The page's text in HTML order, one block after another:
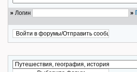
» Логин »